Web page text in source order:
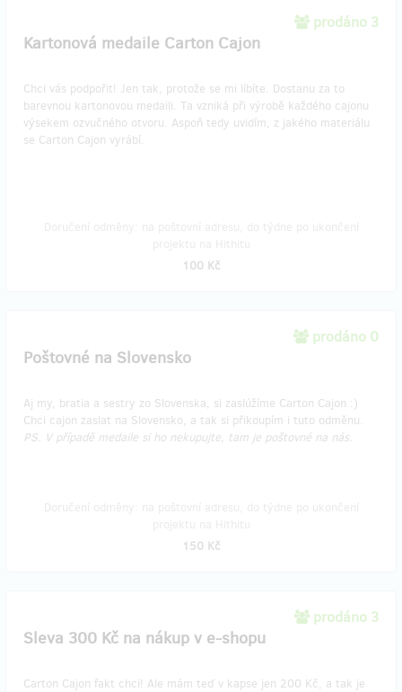
prodáno 3
Kartonová medaile Carton Cajon
Chci vás podpořit! Jen tak, protože se mi líbíte. Dostanu za to
barevnou kartonovou medaili. Ta vzniká při výrobě každého cajonu
výsekem ozvučného otvoru. Aspoň tedy uvidím, z jakého materiálu
se Carton Cajon vyrábí.
100 Kč
prodáno 0
Poštovné na Slovensko
Aj my, bratia a sestry zo Slovenska, si zaslúžíme Carton Cajon :)
Chci cajon zaslat na Slovensko, a tak si přikoupím i tuto odměnu.
PS. V případě medaile si ho nekupujte, tam je poštovné na nás.
150 Kč
prodáno 3
Sleva 300 Kč na nákup v e-shopu
Carton Cajon fakt chci! Ale mám teď v kapse jen 200 Kč, a tak je